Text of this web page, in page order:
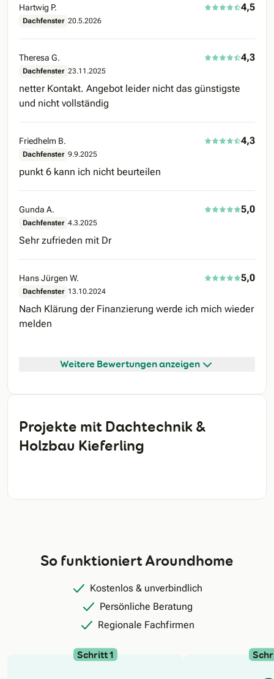
Hartwig P. 4,5
Dachfenster 20.5.2026
Theresa G. 4,3
Dachfenster 23.11.2025
netter Kontakt. Angebot leider nicht das günstigste
und nicht vollständig
Friedhelm B. 4,3
Dachfenster 9.9.2025
punkt 6 kann ich nicht beurteilen
Gunda A. 5,0
Dachfenster 4.3.2025
Sehr zufrieden mit Dr
Hans Jürgen W. 5,0
Dachfenster 13.10.2024
Nach Klärung der Finanzierung werde ich mich wieder
melden
Weitere Bewertungen anzeigen
Projekte mit Dachtechnik &
Holzbau Kieferling
So funktioniert Aroundhome
Kostenlos & unverbindlich
Persönliche Beratung
Regionale Fachfirmen
Schritt 1